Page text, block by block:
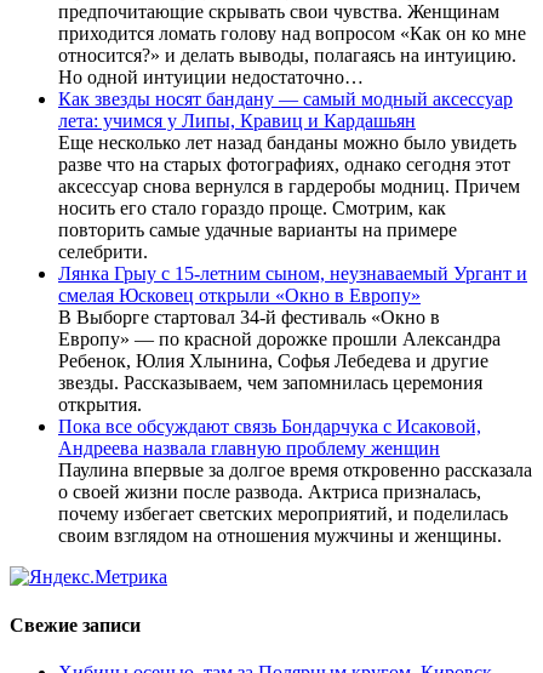
предпочитающие скрывать свои чувства. Женщинам
приходится ломать голову над вопросом «Как он ко мне
относится?» и делать выводы, полагаясь на интуицию.
Но одной интуиции недостаточно…
Как звезды носят бандану — самый модный аксессуар
лета: учимся у Липы, Кравиц и Кардашьян
Еще несколько лет назад банданы можно было увидеть
разве что на старых фотографиях, однако сегодня этот
аксессуар снова вернулся в гардеробы модниц. Причем
носить его стало гораздо проще. Смотрим, как
повторить самые удачные варианты на примере
селебрити.
Лянка Грыу с 15-летним сыном, неузнаваемый Ургант и
смелая Юсковец открыли «Окно в Европу»
В Выборге стартовал 34-й фестиваль «Окно в
Европу» — по красной дорожке прошли Александра
Ребенок, Юлия Хлынина, Софья Лебедева и другие
звезды. Рассказываем, чем запомнилась церемония
открытия.
Пока все обсуждают связь Бондарчука с Исаковой,
Андреева назвала главную проблему женщин
Паулина впервые за долгое время откровенно рассказала
о своей жизни после развода. Актриса призналась,
почему избегает светских мероприятий, и поделилась
своим взглядом на отношения мужчины и женщины.
Свежие записи